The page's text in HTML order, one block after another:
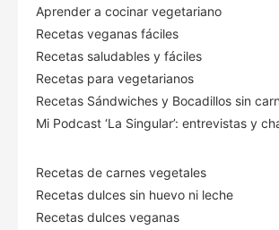
Aprender a cocinar vegetariano
Recetas veganas fáciles
Recetas saludables y fáciles
Recetas para vegetarianos
Recetas Sándwiches y Bocadillos sin
Mi Podcast ‘La Singular’: entrevistas y
Recetas de carnes vegetales
Recetas dulces sin huevo ni leche
Recetas dulces veganas